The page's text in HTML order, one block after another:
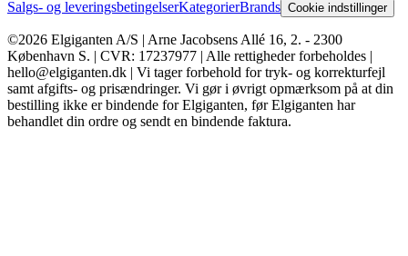
Salgs- og leveringsbetingelserKategorierBrands Cookie indstillinger
©2026 Elgiganten A/S | Arne Jacobsens Allé 16, 2. - 2300
København S. | CVR: 17237977 | Alle rettigheder forbeholdes |
hello@elgiganten.dk | Vi tager forbehold for tryk- og korrekturfejl
samt afgifts- og prisændringer. Vi gør i øvrigt opmærksom på at din
bestilling ikke er bindende for Elgiganten, før Elgiganten har
behandlet din ordre og sendt en bindende faktura.